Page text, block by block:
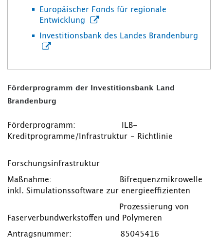
Europäischer Fonds für regionale
Entwicklung
Investitionsbank des Landes Brandenburg
Förderprogramm der Investitionsbank Land
Brandenburg
Förderprogramm: ILB-
Kreditprogramme/Infrastruktur – Richtlinie
Forschungsinfrastruktur
Maßnahme: Bifrequenzmikrowelle
inkl. Simulationssoftware zur energieeffizienten
Prozessierung von
Faserverbundwerkstoffen und Polymeren
Antragsnummer: 85045416